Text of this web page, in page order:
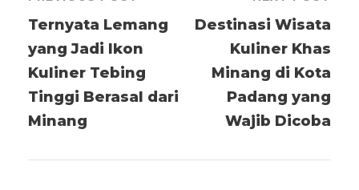
Ternyata Lemang
yang Jadi Ikon
Kuliner Tebing
Tinggi Berasal dari
Minang
Destinasi Wisata
Kuliner Khas
Minang di Kota
Padang yang
Wajib Dicoba